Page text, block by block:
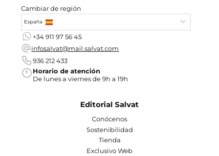
Cambiar de región
España
+34 911 97 56 45
infosalvat@mail.salvat.com
936 212 433
Horario de atención
De lunes a viernes de 9h a 19h
Editorial Salvat
Conócenos
Sostenibilidad
Tienda
Exclusivo Web